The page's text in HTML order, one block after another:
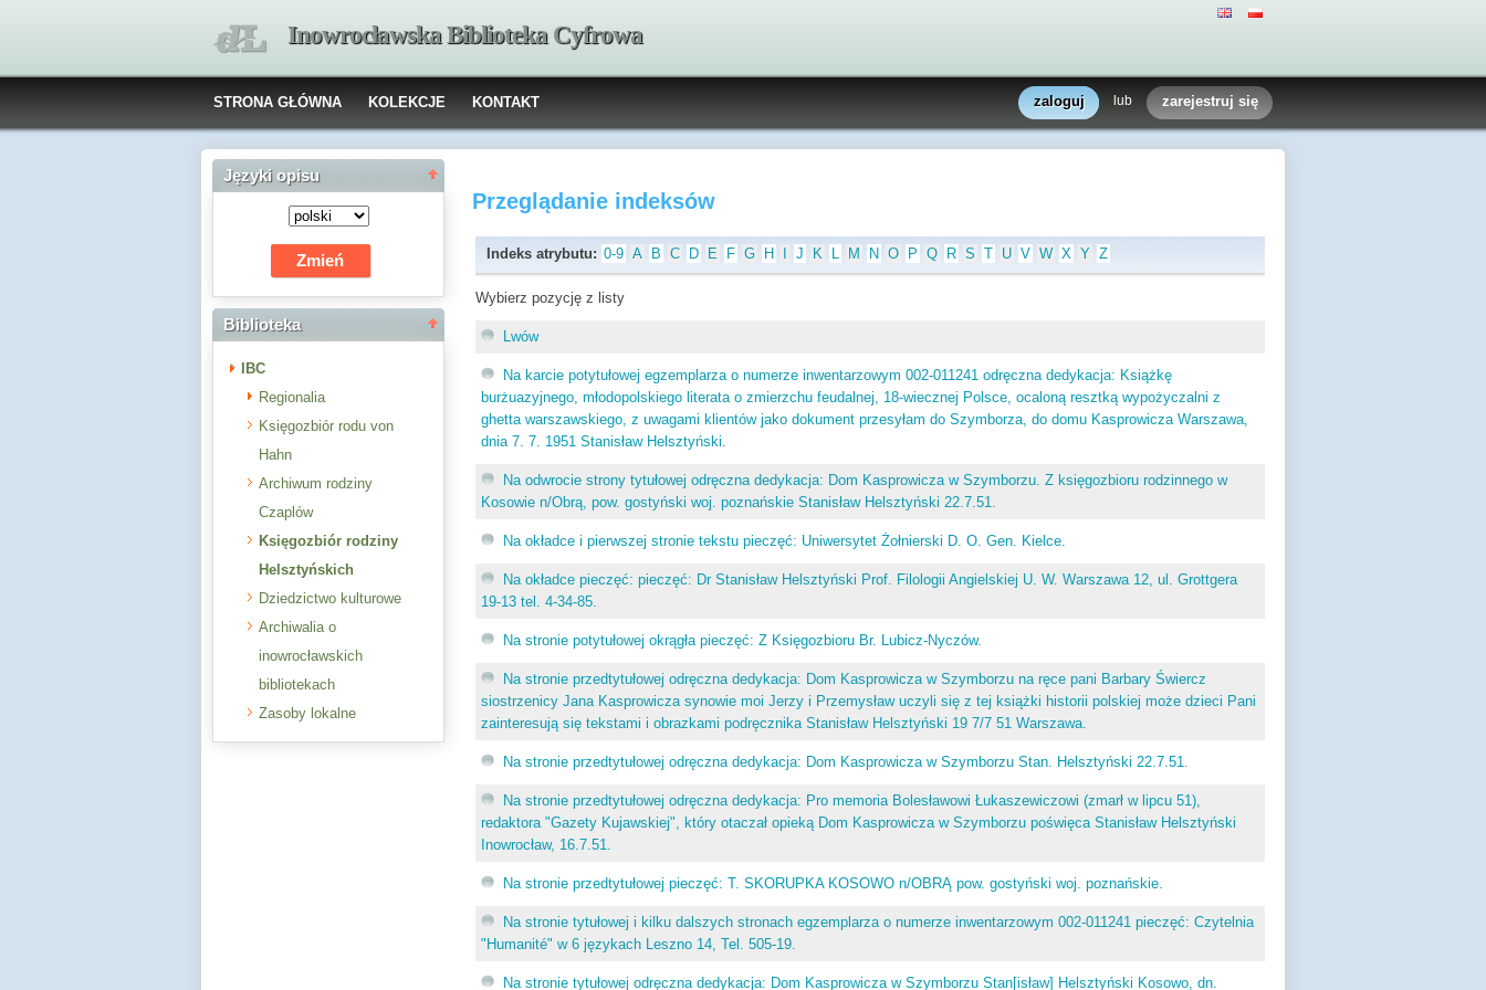
Inowrocławska Biblioteka Cyfrowa
STRONA GŁÓWNA KOLEKCJE KONTAKT zaloguj lub zarejestruj się
Języki opisu
Biblioteka
IBC
Regionalia
Księgozbiór rodu von
Hahn
Archiwum rodziny
Czaplów
Księgozbiór rodziny
Helsztyńskich
Dziedzictwo kulturowe
Archiwalia o
inowrocławskich
bibliotekach
Zasoby lokalne
Przeglądanie indeksów
Indeks atrybutu: 0-9 A B C D E F G H J K L M N O P Q R S T U V W X Y Z
Wybierz pozycję z listy
Lwów
Na karcie potytułowej egzemplarza o numerze inwentarzowym 002-011241 odręczna dedykacja: Książkę
burżuazyjnego, młodopolskiego literata o zmierzchu feudalnej, 18-wiecznej Polsce, ocaloną resztką wypożyczalni z
ghetta warszawskiego, z uwagami klientów jako dokument przesyłam do Szymborza, do domu Kasprowicza Warszawa,
dnia 7. 7. 1951 Stanisław Helsztyński.
Na odwrocie strony tytułowej odręczna dedykacja: Dom Kasprowicza w Szymborzu. Z księgozbioru rodzinnego w
Kosowie n/Obrą, pow. gostyński woj. poznańskie Stanisław Helsztyński 22.7.51.
Na okładce i pierwszej stronie tekstu pieczęć: Uniwersytet Żołnierski D. O. Gen. Kielce.
Na okładce pieczęć: pieczęć: Dr Stanisław Helsztyński Prof. Filologii Angielskiej U. W. Warszawa 12, ul. Grottgera
19-13 tel. 4-34-85.
Na stronie potytułowej okrągła pieczęć: Z Księgozbioru Br. Lubicz-Nyczów.
Na stronie przedtytułowej odręczna dedykacja: Dom Kasprowicza w Szymborzu na ręce pani Barbary Świercz
siostrzenicy Jana Kasprowicza synowie moi Jerzy i Przemysław uczyli się z tej książki historii polskiej może dzieci Pani
zainteresują się tekstami i obrazkami podręcznika Stanisław Helsztyński 19 7/7 51 Warszawa.
Na stronie przedtytułowej odręczna dedykacja: Dom Kasprowicza w Szymborzu Stan. Helsztyński 22.7.51.
Na stronie przedtytułowej odręczna dedykacja: Pro memoria Bolesławowi Łukaszewiczowi (zmarł w lipcu 51),
redaktora "Gazety Kujawskiej", który otaczał opieką Dom Kasprowicza w Szymborzu poświęca Stanisław Helsztyński
Inowrocław, 16.7.51.
Na stronie przedtytułowej pieczęć: T. SKORUPKA KOSOWO n/OBRĄ pow. gostyński woj. poznańskie.
Na stronie tytułowej i kilku dalszych stronach egzemplarza o numerze inwentarzowym 002-011241 pieczęć: Czytelnia
"Humanité" w 6 językach Leszno 14, Tel. 505-19.
Na stronie tytułowej odręczna dedykacja: Dom Kasprowicza w Szymborzu Stan[isław] Helsztyński Kosowo, dn.